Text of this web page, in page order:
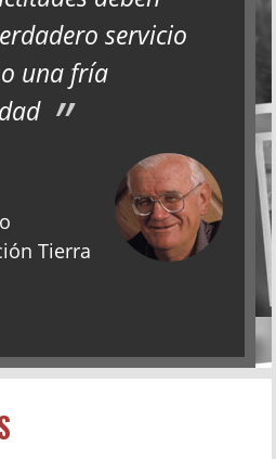
servicio
una fría
Tierra